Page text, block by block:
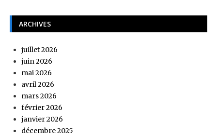
ARCHIVES
juillet 2026
juin 2026
mai 2026
avril 2026
mars 2026
février 2026
janvier 2026
décembre 2025